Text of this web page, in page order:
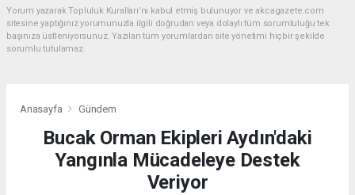
Yorum yazarak Topluluk Kuralları’nı kabul etmiş bulunuyor ve akcagazete.com
sitesine yaptığınız yorumunuzla ilgili doğrudan veya dolaylı tüm sorumluluğu tek
başınıza üstleniyorsunuz. Yazılan tüm yorumlardan site yönetimi hiçbir şekilde
sorumlu tutulamaz.
Anasayfa Gündem
Bucak Orman Ekipleri Aydın'daki
Yangınla Mücadeleye Destek
Veriyor